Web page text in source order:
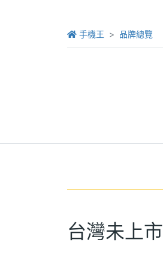
手機王 品牌總覽
台灣未上市